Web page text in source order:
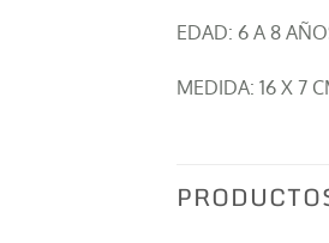
EDAD: 6 A 8
MEDIDA: 16 X 7